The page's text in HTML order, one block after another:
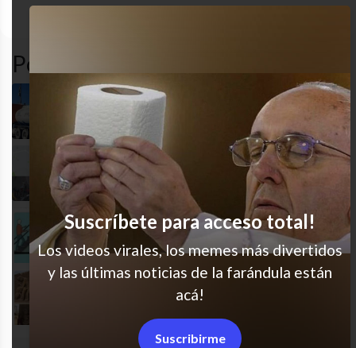
Popular en LVI
Tenía un solo trabajo!
Pobres señores del Uber
Siempre salto al final
JAJAJAJA es excelente
Suscríbete para acceso total!
Los videos virales, los memes más divertidos
y las últimas noticias de la farándula están
acá!
Suscribirme